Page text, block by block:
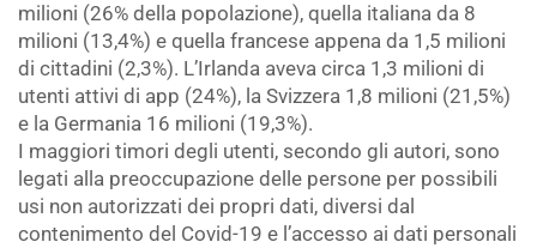
milioni (26% della popolazione), quella italiana da 8
milioni (13,4%) e quella francese appena da 1,5 milioni
di cittadini (2,3%). L’Irlanda aveva circa 1,3 milioni di
utenti attivi di app (24%), la Svizzera 1,8 milioni (21,5%)
e la Germania 16 milioni (19,3%).
I maggiori timori degli utenti, secondo gli autori, sono
legati alla preoccupazione delle persone per possibili
usi non autorizzati dei propri dati, diversi dal
contenimento del Covid-19 e l’accesso ai dati personali